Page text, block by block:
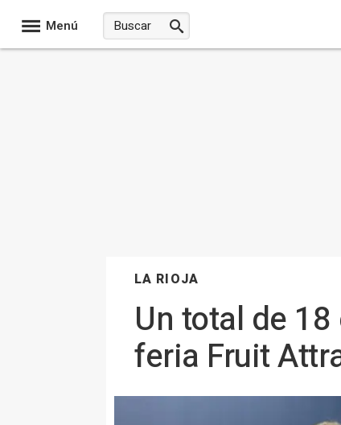
Menú
LA RIOJA
Un total de
feria Fruit